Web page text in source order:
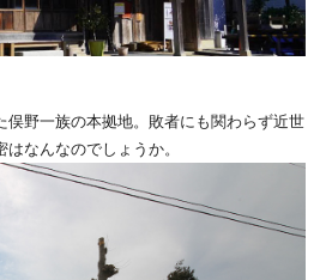
俣野一族の本拠地。敗者にも関わらず近世
なんなのでしょうか。